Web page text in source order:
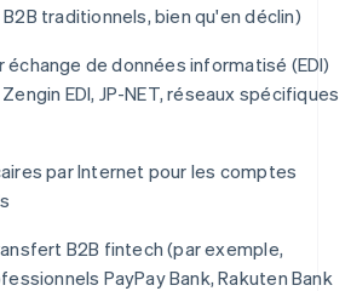
traditionnels, bien qu'en déclin)
échange de données informatisé (EDI)
EDI, JP-NET, réseaux spécifiques
par Internet pour les comptes
B2B fintech (par exemple,
PayPay Bank, Rakuten Bank